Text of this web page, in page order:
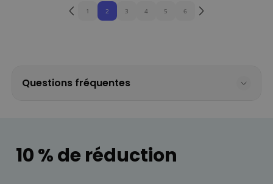
1 2 3 4 5 6
Questions fréquentes
10 % de réduction